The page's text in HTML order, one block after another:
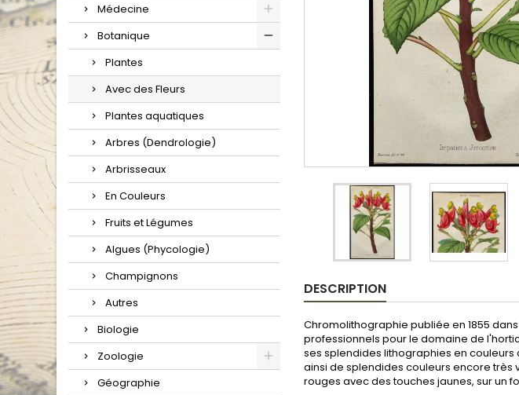
Médecine
Botanique
Plantes
Avec des Fleurs
Plantes aquatiques
Arbres (Dendrologie)
Arbrisseaux
En Couleurs
Fruits et Légumes
Algues (Phycologie)
Champignons
Autres
Biologie
Zoologie
Géographie
DESCRIPTION
Chromolithographie publiée en 1855
professionnels pour le domaine de
ses splendides lithographies en couleurs
ainsi de splendides couleurs encore très
rouges avec des touches jaunes, sur un